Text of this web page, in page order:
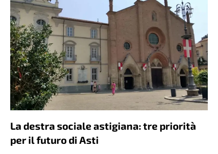
La destra sociale astigiana: tre priorità
per il futuro di Asti